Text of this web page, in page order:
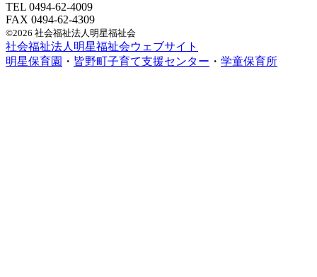
TEL 0494-62-4009
FAX 0494-62-4309
©2026 社会福祉法人明星福祉会
社会福祉法人明星福祉会ウェブサイト
明星保育園 ・ 皆野町子育て支援センター ・ 学童保育所